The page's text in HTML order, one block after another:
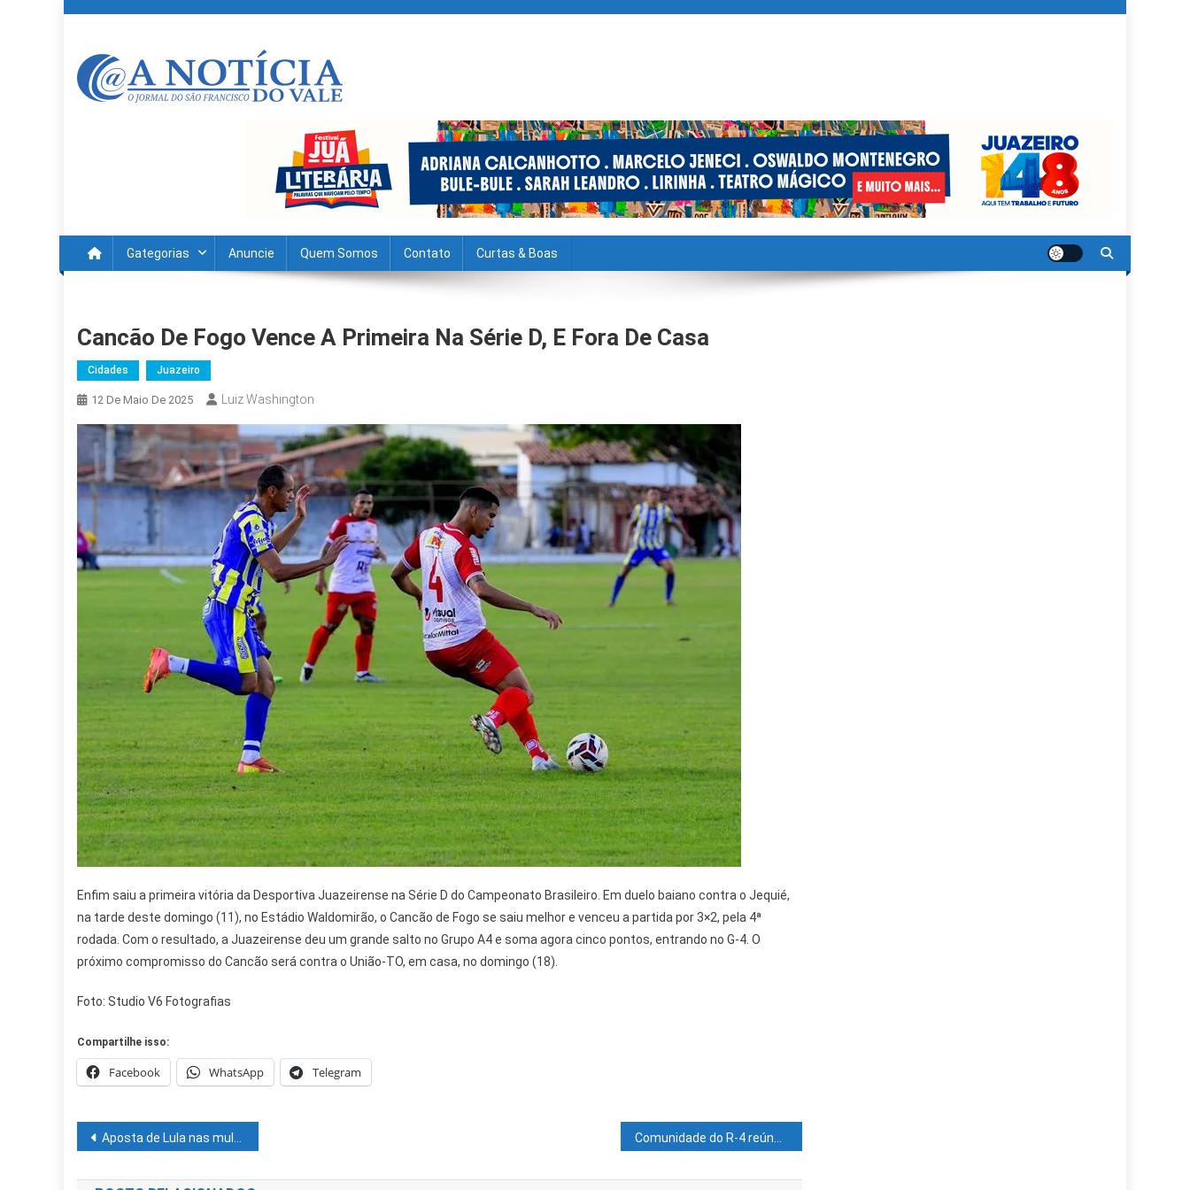
content
Gategorias Anuncie Quem Somos Contato Curtas & Boas
Cancão De Fogo Vence A Primeira Na Série D, E Fora De Casa
Cidades Juazeiro
12 De Maio De 2025 Luiz Washington
Enfim saiu a primeira vitória da Desportiva Juazeirense na Série D do Campeonato Brasileiro. Em duelo baiano contra o Jequié,
na tarde deste domingo (11), no Estádio Waldomirão, o Cancão de Fogo se saiu melhor e venceu a partida por 3×2, pela 4ª
rodada. Com o resultado, a Juazeirense deu um grande salto no Grupo A4 e soma agora cinco pontos, entrando no G-4. O
próximo compromisso do Cancão será contra o União-TO, em casa, no domingo (18).
Foto: Studio V6 Fotografias
Compartilhe isso:
Facebook WhatsApp Telegram
Navegação
de
Aposta de Lula nas mulheres esbarra em ações em xeque, apoio em baixa e falas machistas